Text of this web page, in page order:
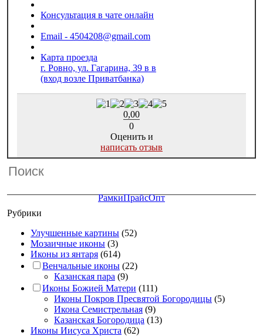
Консультация в чате онлайн
Email - 4504208@gmail.com
Карта проезда
г. Ровно, ул. Гагарина, 39 в в
(вход возле Приватбанка)
0,00
0
Оценить и
написать отзыв
РамкиПрайсОпт
Рубрики
Улучшенные картины (52)
Мозаичные иконы (3)
Иконы из янтаря (614)
Венчальные иконы (22)
Казанская пара (9)
Иконы Божией Матери (111)
Иконы Покров Пресвятой Богородицы (5)
Икона Семистрельная (9)
Казанская Богородица (13)
Иконы Иисуса Христа (62)